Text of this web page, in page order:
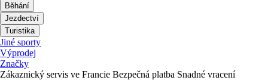
Běhání
Jezdectví
Turistika
Jiné sporty
Výprodej
Značky
Zákaznický servis ve Francie Bezpečná platba Snadné vracení